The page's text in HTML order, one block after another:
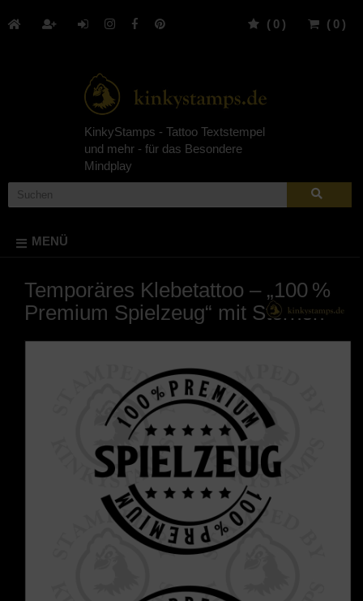
( 0 )
( 0 )
KinkyStamps - Tattoo Textstempel
und mehr - für das Besondere
Mindplay
MENÜ
Temporäres Klebetattoo – „100 %
Premium Spielzeug“ mit Sternen